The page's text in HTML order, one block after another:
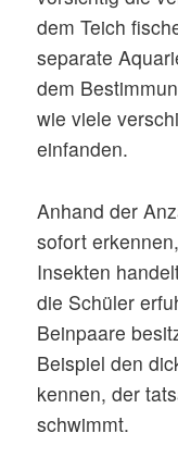
dem Teich
separate
dem
wie viele
einfanden.
Anhand der
sofort
Insekten
die Schüler
Beinpaare
Beispiel den
kennen, der
schwimmt.